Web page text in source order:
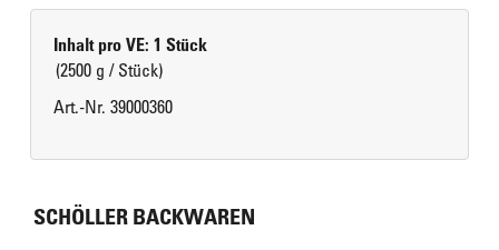
Inhalt pro VE: 1 Stück
(2500 g / Stück)
Art.-Nr. 39000360
SCHÖLLER BACKWAREN